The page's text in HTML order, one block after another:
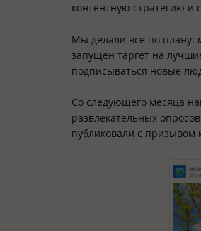
контентную стратегию
Мы делали все по плану:
запущен таргет на
подписываться новые
Со следующего месяца
развлекательных
публиковали с призывом